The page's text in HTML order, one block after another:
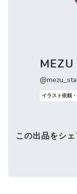
MEZU
イラスト依頼
この出品をシ